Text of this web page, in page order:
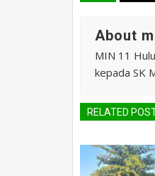
About
MIN 11
kepada SK
RELATED